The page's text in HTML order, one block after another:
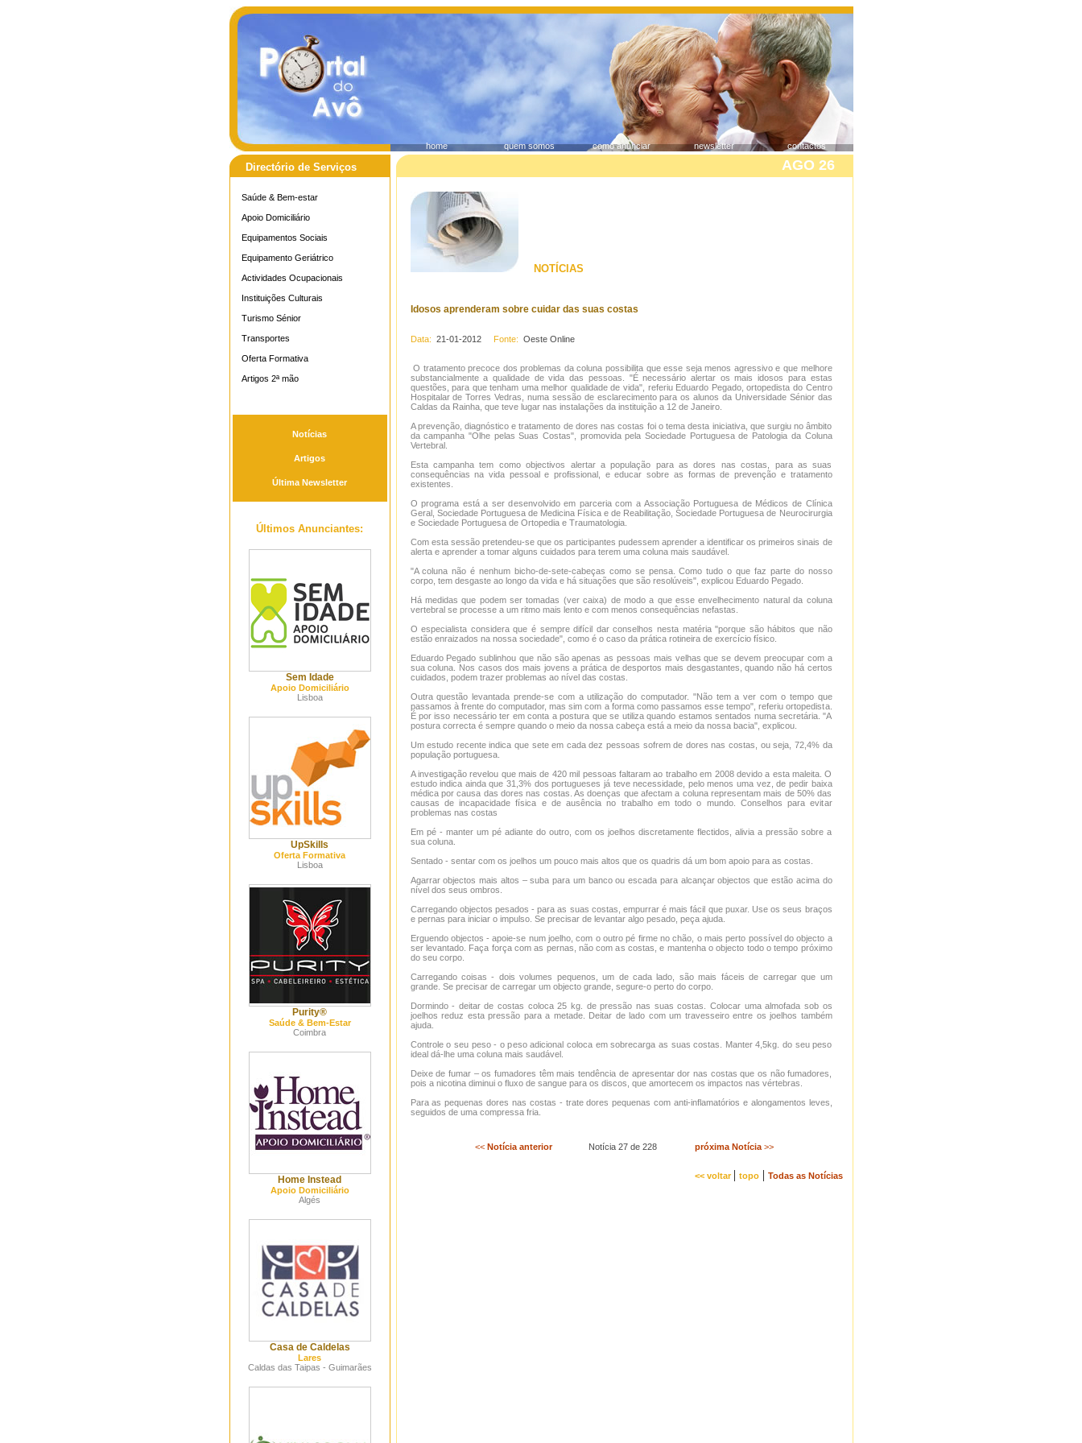
home quem somos como anunciar newsletter contactos
Directório de Serviços AGO 26
Saúde & Bem-estar
Apoio Domiciliário
Equipamentos Sociais
Equipamento Geriátrico
Actividades Ocupacionais
Instituições Culturais
Turismo Sénior
Transportes
Oferta Formativa
Artigos 2ª mão
Notícias
Artigos
Última Newsletter
Últimos Anunciantes:
Sem Idade
Apoio Domiciliário
Lisboa
UpSkills
Oferta Formativa
Lisboa
Purity®
Saúde & Bem-Estar
Coimbra
Home Instead
Apoio Domiciliário
Algés
Casa de Caldelas
Lares
Caldas das Taipas - Guimarães
NOTÍCIAS
Idosos aprenderam sobre cuidar das suas costas
Data: 21-01-2012Fonte: Oeste Online
O tratamento precoce dos problemas da coluna possibilita que esse seja menos agressivo e que melhore
substancialmente a qualidade de vida das pessoas. "É necessário alertar os mais idosos para estas
questões, para que tenham uma melhor qualidade de vida", referiu Eduardo Pegado, ortopedista do Centro
Hospitalar de Torres Vedras, numa sessão de esclarecimento para os alunos da Universidade Sénior das
Caldas da Rainha, que teve lugar nas instalações da instituição a 12 de Janeiro.
A prevenção, diagnóstico e tratamento de dores nas costas foi o tema desta iniciativa, que surgiu no âmbito
da campanha "Olhe pelas Suas Costas", promovida pela Sociedade Portuguesa de Patologia da Coluna
Vertebral.
Esta campanha tem como objectivos alertar a população para as dores nas costas, para as suas
consequências na vida pessoal e profissional, e educar sobre as formas de prevenção e tratamento
existentes.
O programa está a ser desenvolvido em parceria com a Associação Portuguesa de Médicos de Clínica
Geral, Sociedade Portuguesa de Medicina Física e de Reabilitação, Sociedade Portuguesa de Neurocirurgia
e Sociedade Portuguesa de Ortopedia e Traumatologia.
Com esta sessão pretendeu-se que os participantes pudessem aprender a identificar os primeiros sinais de
alerta e aprender a tomar alguns cuidados para terem uma coluna mais saudável.
"A coluna não é nenhum bicho-de-sete-cabeças como se pensa. Como tudo o que faz parte do nosso
corpo, tem desgaste ao longo da vida e há situações que são resolúveis", explicou Eduardo Pegado.
Há medidas que podem ser tomadas (ver caixa) de modo a que esse envelhecimento natural da coluna
vertebral se processe a um ritmo mais lento e com menos consequências nefastas.
O especialista considera que é sempre difícil dar conselhos nesta matéria "porque são hábitos que não
estão enraizados na nossa sociedade", como é o caso da prática rotineira de exercício físico.
Eduardo Pegado sublinhou que não são apenas as pessoas mais velhas que se devem preocupar com a
sua coluna. Nos casos dos mais jovens a prática de desportos mais desgastantes, quando não há certos
cuidados, podem trazer problemas ao nível das costas.
Outra questão levantada prende-se com a utilização do computador. "Não tem a ver com o tempo que
passamos à frente do computador, mas sim com a forma como passamos esse tempo", referiu ortopedista.
É por isso necessário ter em conta a postura que se utiliza quando estamos sentados numa secretária. "A
postura correcta é sempre quando o meio da nossa cabeça está a meio da nossa bacia", explicou.
Um estudo recente indica que sete em cada dez pessoas sofrem de dores nas costas, ou seja, 72,4% da
população portuguesa.
A investigação revelou que mais de 420 mil pessoas faltaram ao trabalho em 2008 devido a esta maleita. O
estudo indica ainda que 31,3% dos portugueses já teve necessidade, pelo menos uma vez, de pedir baixa
médica por causa das dores nas costas. As doenças que afectam a coluna representam mais de 50% das
causas de incapacidade física e de ausência no trabalho em todo o mundo. Conselhos para evitar
problemas nas costas
Em pé - manter um pé adiante do outro, com os joelhos discretamente flectidos, alivia a pressão sobre a
sua coluna.
Sentado - sentar com os joelhos um pouco mais altos que os quadris dá um bom apoio para as costas.
Agarrar objectos mais altos – suba para um banco ou escada para alcançar objectos que estão acima do
nível dos seus ombros.
Carregando objectos pesados - para as suas costas, empurrar é mais fácil que puxar. Use os seus braços
e pernas para iniciar o impulso. Se precisar de levantar algo pesado, peça ajuda.
Erguendo objectos - apoie-se num joelho, com o outro pé firme no chão, o mais perto possível do objecto a
ser levantado. Faça força com as pernas, não com as costas, e mantenha o objecto todo o tempo próximo
do seu corpo.
Carregando coisas - dois volumes pequenos, um de cada lado, são mais fáceis de carregar que um
grande. Se precisar de carregar um objecto grande, segure-o perto do corpo.
Dormindo - deitar de costas coloca 25 kg. de pressão nas suas costas. Colocar uma almofada sob os
joelhos reduz esta pressão para a metade. Deitar de lado com um travesseiro entre os joelhos também
ajuda.
Controle o seu peso - o peso adicional coloca em sobrecarga as suas costas. Manter 4,5kg. do seu peso
ideal dá-lhe uma coluna mais saudável.
Deixe de fumar – os fumadores têm mais tendência de apresentar dor nas costas que os não fumadores,
pois a nicotina diminui o fluxo de sangue para os discos, que amortecem os impactos nas vértebras.
Para as pequenas dores nas costas - trate dores pequenas com anti-inflamatórios e alongamentos leves,
seguidos de uma compressa fria.
<< Notícia anteriorNotícia 27 de 228 próxima Notícia >>
<< voltar | topo| Todas as Notícias